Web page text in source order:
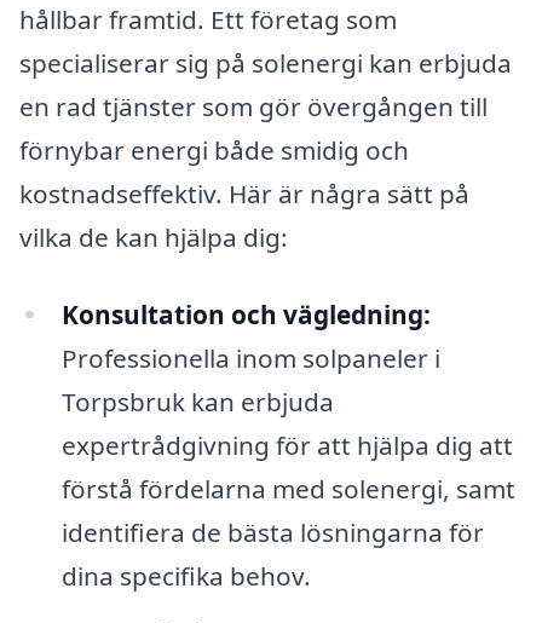
hållbar framtid. Ett företag som
specialiserar sig på solenergi kan erbjuda
en rad tjänster som gör övergången till
förnybar energi både smidig och
kostnadseffektiv. Här är några sätt på
vilka de kan hjälpa dig:
Konsultation och vägledning:
Professionella inom solpaneler i
Torpsbruk kan erbjuda
expertrådgivning för att hjälpa dig att
förstå fördelarna med solenergi, samt
identifiera de bästa lösningarna för
dina specifika behov.